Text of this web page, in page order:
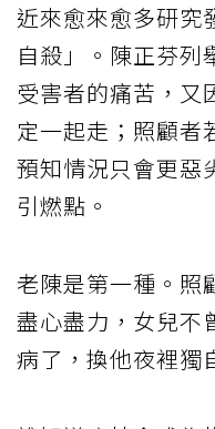
近來愈來愈多研究
自殺」。陳正芬列
受害者的痛苦，又
定一起走；照顧者
預知情況只會更惡
引燃點。
老陳是第一種。照
盡心盡力，女兒不
病了，換他夜裡獨